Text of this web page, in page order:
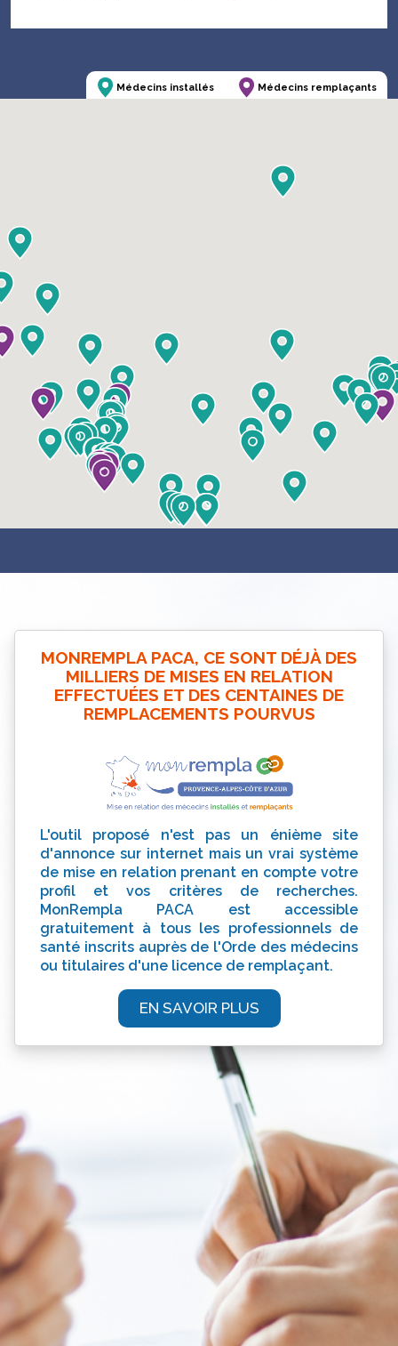
Médecins installés Médecins remplaçants
MONREMPLA PACA, CE SONT DÉJÀ DES
MILLIERS DE MISES EN RELATION
EFFECTUÉES ET DES CENTAINES DE
REMPLACEMENTS POURVUS
L'outil proposé n'est pas un énième site
d'annonce sur internet mais un vrai système
de mise en relation prenant en compte votre
profil et vos critères de recherches.
MonRempla PACA est accessible
gratuitement à tous les professionnels de
santé inscrits auprès de l'Orde des médecins
ou titulaires d'une licence de remplaçant.
EN SAVOIR PLUS